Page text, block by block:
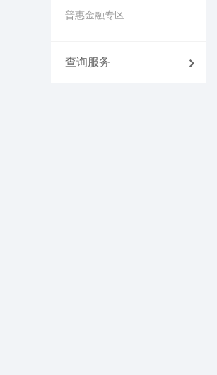
普惠金融专区
查询服务